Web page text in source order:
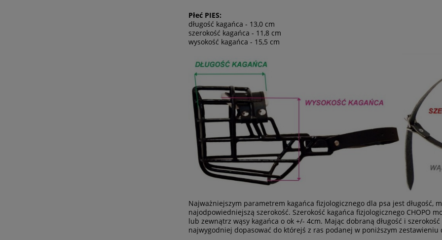
Płeć PIES:
długość kagańca - 13,0 cm
szerokość kagańca - 11,8 cm
wysokość kagańca - 15,5 cm
Najważniejszym parametrem kagańca fizjologicznego dla psa jest długość,
najodpowiedniejszą szerokość. Szerokość kagańca fizjologicznego CHOPO
lub zewnątrz wąsy kagańca o ok +/- 4cm. Mając dobraną długość i
najwygodniej dopasować do którejś z ras podanej w poniższym zestawieniu